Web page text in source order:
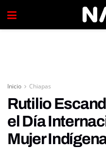
Inicio Chiapas
Rutilio
el Día
Mujer